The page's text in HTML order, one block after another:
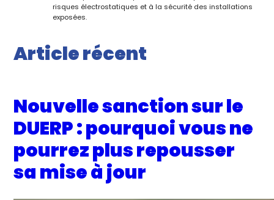
risques électrostatiques et à la sécurité des installations
exposées.
Article récent
Nouvelle sanction sur le
DUERP : pourquoi vous ne
pourrez plus repousser
sa mise à jour